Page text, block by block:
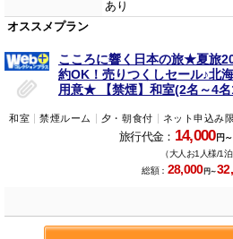
あり
オススメプラン
こころに響く日本の旅★夏旅
約OK！売りつくしセール♪北
用意★ 【禁煙】和室(2名～4名
和室 禁煙ルーム 夕・朝食付 ネット申込み
旅行代金： 14,000円～
（大人お1人様/1泊
総額： 28,000円～